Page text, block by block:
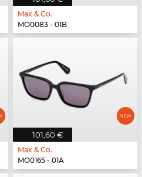
Max & Co.
MO0083 - 01B
101,60 €
Max & Co.
MO0165 - 01A